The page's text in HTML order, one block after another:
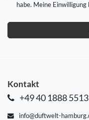
habe. Meine
Kontakt
+49 40 1888 5513
info@duftwelt-